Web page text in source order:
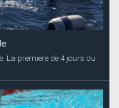
La premiere de 4 jours du